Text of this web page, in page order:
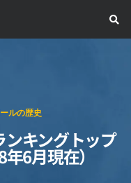
ルの歴史
キングトップ
6月現在）